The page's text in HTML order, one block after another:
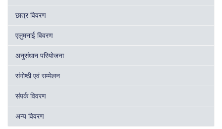
छात्र विवरण
एलुमनाई विवरण
अनुसंधान परियोजना
संगोष्ठी एवं सम्मेलन
संपर्क विवरण
अन्य विवरण